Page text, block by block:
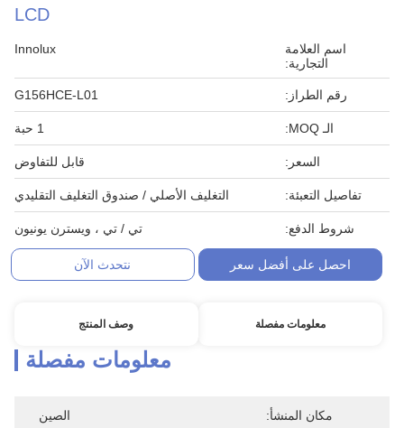
LCD
اسم العلامة
التجارية:
Innolux
رقم الطراز: G156HCE-L01
الـ MOQ: 1 حبة
السعر: قابل للتفاوض
تفاصيل التعبئة: التغليف الأصلي / صندوق التغليف التقليدي
شروط الدفع: تي / تي ، ويسترن يونيون
احصل على أفضل سعر نتحدث الآن
معلومات مفصلة وصف المنتج
معلومات مفصلة
مكان المنشأ: الصين